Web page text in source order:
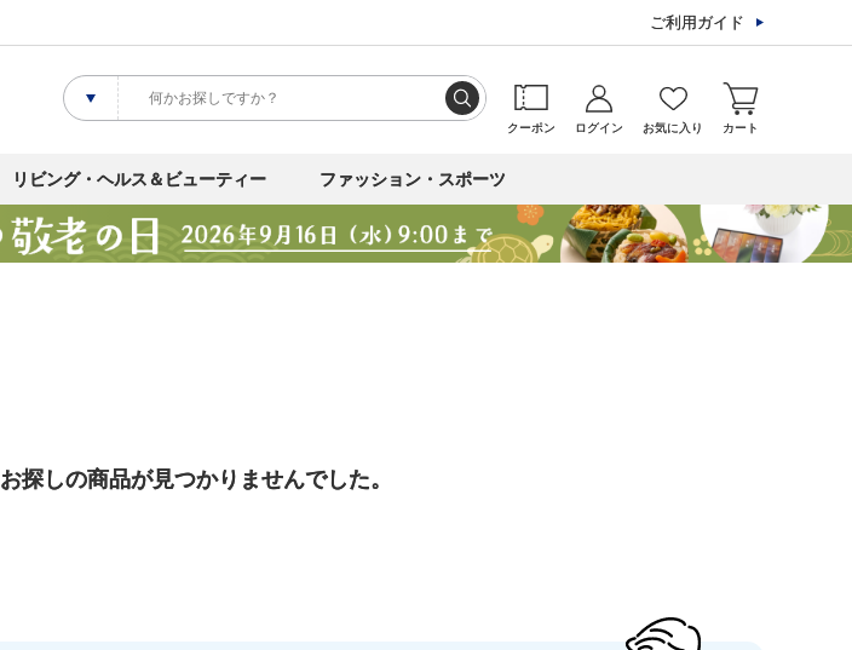
ご利用ガイド
クーポン ログイン お気に入り カート
リビング・ヘルス＆ビューティー ファッション・スポーツ
お探しの商品が見つかりませんでした。